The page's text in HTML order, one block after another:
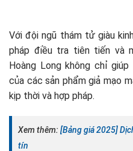
Với đội ngũ thám tử giàu
pháp điều tra tiên tiến và
Hoàng Long không chỉ
của các sản phẩm giả mạo
kịp thời và hợp pháp.
Xem thêm: [Bảng giá 2025]
tín